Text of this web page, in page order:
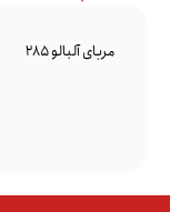
مربای آلبالو 285